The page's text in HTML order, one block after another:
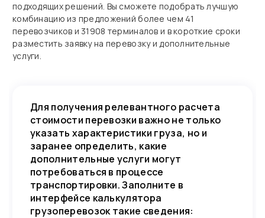
подходящих решений. Вы сможете подобрать лучшую
комбинацию из предложений более чем 41
перевозчиков и 31908 терминалов и в короткие сроки
разместить заявку на перевозку и дополнительные
услуги.
Для получения релевантного расчета
стоимости перевозки важно не только
указать характеристики груза, но и
заранее определить, какие
дополнительные услуги могут
потребоваться в процессе
транспортировки. Заполните в
интерфейсе калькулятора
грузоперевозок такие сведения: